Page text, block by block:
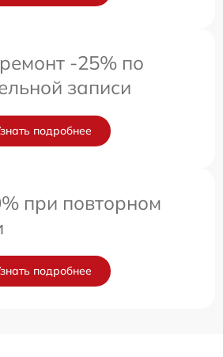
-25% по
записи
подробнее
при повторном
подробнее